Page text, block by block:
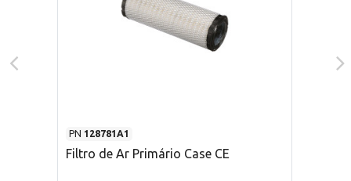
PN 128781A1
Filtro de Ar Primário Case CE